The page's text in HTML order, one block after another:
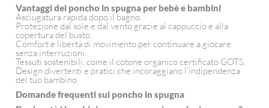
Vantaggi dei poncho in spugna per bebè e bambini
Asciugatura rapida dopo il bagno.
Protezione dal sole e dal vento grazie al cappuccio e alla
copertura del busto.
Comfort e libertà di movimento per continuare a giocare
senza interruzioni.
Tessuti sostenibili, come il cotone organico certificato GOTS.
Design divertenti e pratici che incoraggiano l'indipendenza
del tuo bambino.
Domande frequenti sui poncho in spugna